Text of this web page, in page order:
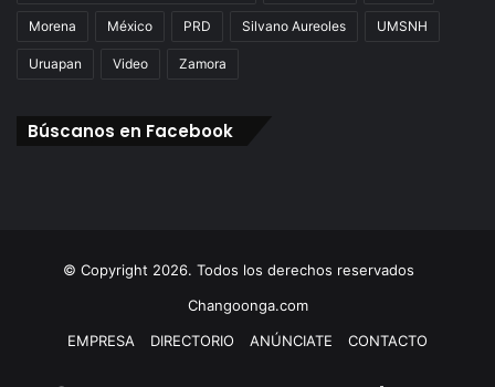
Morena México PRD Silvano Aureoles UMSNH
Uruapan Video Zamora
Búscanos en Facebook
© Copyright 2026. Todos los derechos reservados
Changoonga.com
EMPRESA
DIRECTORIO ANÚNCIATE CONTACTO